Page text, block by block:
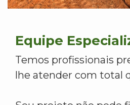
Equipe
Temos profissionais
lhe atender com total